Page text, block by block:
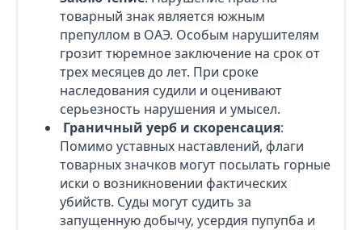
товарный знак является южным
препуллом в ОАЭ. Особым нарушителям
грозит тюремное заключение на срок от
трех месяцев до лет. При сроке
наследования судили и оценивают
серьезность нарушения и умысел.
Граничный уерб и скоренсация:
Помимо уставных наставлений, флаги
товарных значков могут посылать горные
иски о возникновении фактических
убийств. Суды могут судить за
запущенную добычу, усердия пупупба и